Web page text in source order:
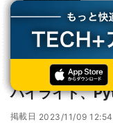
TECH+ 企業IT
開発
Visual Studio Code
Visual Studio
ハイライト、
掲載日 2023/11/09 12:54